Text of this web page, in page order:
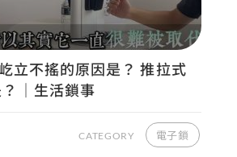
立不搖的原因是？ 推拉式
｜生活鎖事
CATEGORY 電子鎖